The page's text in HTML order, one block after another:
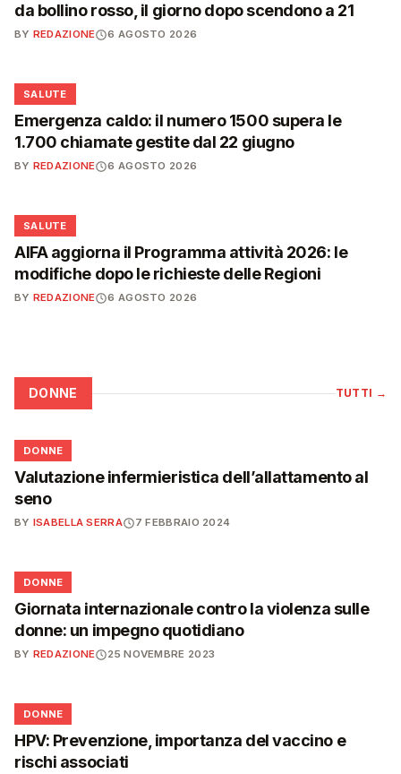
da bollino rosso, il giorno dopo scendono a 21
BY REDAZIONE 6 AGOSTO 2026
❤️
SALUTE
Emergenza caldo: il numero 1500 supera le
1.700 chiamate gestite dal 22 giugno
BY REDAZIONE 6 AGOSTO 2026
❤️
SALUTE
AIFA aggiorna il Programma attività 2026: le
modifiche dopo le richieste delle Regioni
BY REDAZIONE 6 AGOSTO 2026
DONNE TUTTI →
🌸
DONNE
Valutazione infermieristica dell’allattamento al
seno
BY ISABELLA SERRA 7 FEBBRAIO 2024
🌸
DONNE
Giornata internazionale contro la violenza sulle
donne: un impegno quotidiano
BY REDAZIONE 25 NOVEMBRE 2023
🌸
DONNE
HPV: Prevenzione, importanza del vaccino e
rischi associati